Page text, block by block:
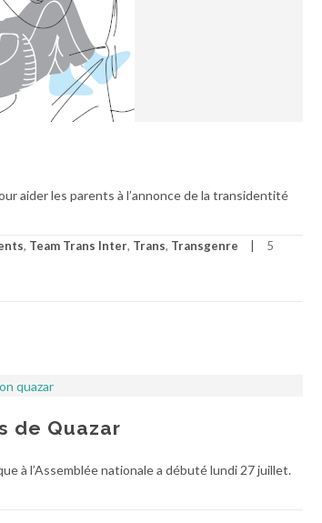
aider les parents à l’annonce de la transidentité
, Team Trans Inter, Trans, Transgenre 5
de Quazar
à l’Assemblée nationale a débuté lundi 27 juillet.